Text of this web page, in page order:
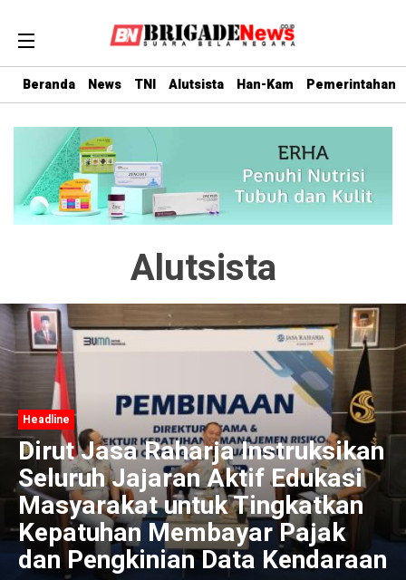
Beranda News TNI Alutsista Han-Kam Pemerintahan
Alutsista
Headline
Dirut Jasa Raharja Instruksikan
Seluruh Jajaran Aktif Edukasi
Masyarakat untuk Tingkatkan
Kepatuhan Membayar Pajak
dan Pengkinian Data Kendaraan